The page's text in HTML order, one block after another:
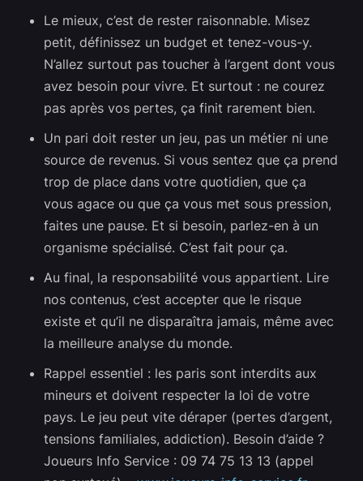
Le mieux, c’est de rester raisonnable. Misez
petit, définissez un budget et tenez-vous-y.
N’allez surtout pas toucher à l’argent dont vous
avez besoin pour vivre. Et surtout : ne courez
pas après vos pertes, ça finit rarement bien.
Un pari doit rester un jeu, pas un métier ni une
source de revenus. Si vous sentez que ça prend
trop de place dans votre quotidien, que ça
vous agace ou que ça vous met sous pression,
faites une pause. Et si besoin, parlez-en à un
organisme spécialisé. C’est fait pour ça.
Au final, la responsabilité vous appartient. Lire
nos contenus, c’est accepter que le risque
existe et qu’il ne disparaîtra jamais, même avec
la meilleure analyse du monde.
Rappel essentiel : les paris sont interdits aux
mineurs et doivent respecter la loi de votre
pays. Le jeu peut vite déraper (pertes d’argent,
tensions familiales, addiction). Besoin d’aide ?
Joueurs Info Service : 09 74 75 13 13 (appel